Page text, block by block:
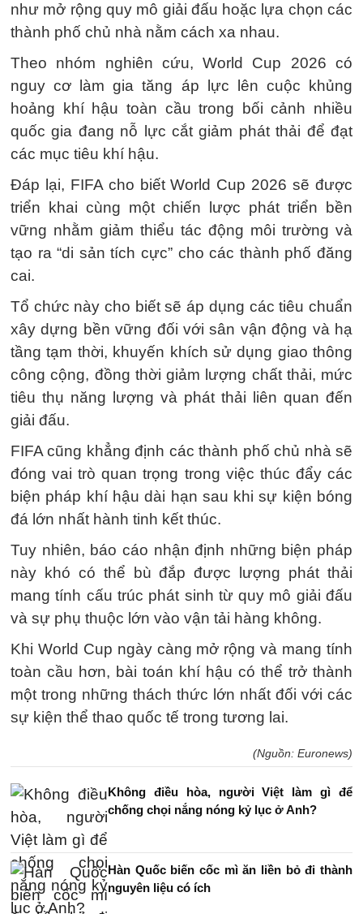
như mở rộng quy mô giải đấu hoặc lựa chọn các
thành phố chủ nhà nằm cách xa nhau.
Theo nhóm nghiên cứu, World Cup 2026 có
nguy cơ làm gia tăng áp lực lên cuộc khủng
hoảng khí hậu toàn cầu trong bối cảnh nhiều
quốc gia đang nỗ lực cắt giảm phát thải để đạt
các mục tiêu khí hậu.
Đáp lại, FIFA cho biết World Cup 2026 sẽ được
triển khai cùng một chiến lược phát triển bền
vững nhằm giảm thiểu tác động môi trường và
tạo ra “di sản tích cực” cho các thành phố đăng
cai.
Tổ chức này cho biết sẽ áp dụng các tiêu chuẩn
xây dựng bền vững đối với sân vận động và hạ
tầng tạm thời, khuyến khích sử dụng giao thông
công cộng, đồng thời giảm lượng chất thải, mức
tiêu thụ năng lượng và phát thải liên quan đến
giải đấu.
FIFA cũng khẳng định các thành phố chủ nhà sẽ
đóng vai trò quan trọng trong việc thúc đẩy các
biện pháp khí hậu dài hạn sau khi sự kiện bóng
đá lớn nhất hành tinh kết thúc.
Tuy nhiên, báo cáo nhận định những biện pháp
này khó có thể bù đắp được lượng phát thải
mang tính cấu trúc phát sinh từ quy mô giải đấu
và sự phụ thuộc lớn vào vận tải hàng không.
Khi World Cup ngày càng mở rộng và mang tính
toàn cầu hơn, bài toán khí hậu có thể trở thành
một trong những thách thức lớn nhất đối với các
sự kiện thể thao quốc tế trong tương lai.
(Nguồn: Euronews)
Không điều hòa, người Việt làm gì để
chống chọi nắng nóng kỷ lục ở Anh?
Hàn Quốc biến cốc mì ăn liền bỏ đi thành
nguyên liệu có ích